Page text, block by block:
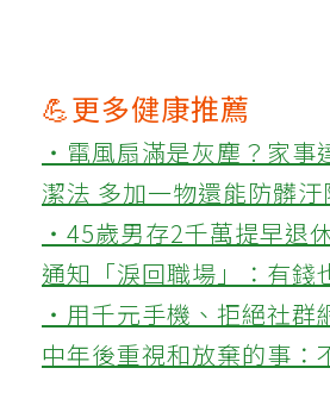
💪更多健康推薦
‧電風扇滿是灰塵？家事
潔法 多加一物還能防髒汙
‧45歲男存2千萬提早退
通知「淚回職場」：有錢
‧用千元手機、拒絕社群
中年後重視和放棄的事：